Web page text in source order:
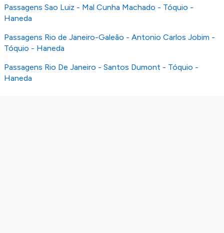
Passagens Sao Luiz - Mal Cunha Machado - Tóquio -
Haneda
Passagens Rio de Janeiro-Galeão - Antonio Carlos Jobim -
Tóquio - Haneda
Passagens Rio De Janeiro - Santos Dumont - Tóquio -
Haneda